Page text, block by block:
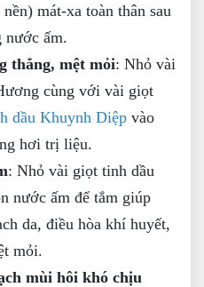
mát-xa toàn thân sau
nước ấm.
thẳng, mệt mỏi: Nhỏ vài
cùng với vài giọt
dầu Khuynh Diệp vào
hơi trị liệu.
: Nhỏ vài giọt tinh dầu
nước ấm để tắm giúp
da, điều hòa khí huyết,
mỏi.
mùi hôi khó chịu